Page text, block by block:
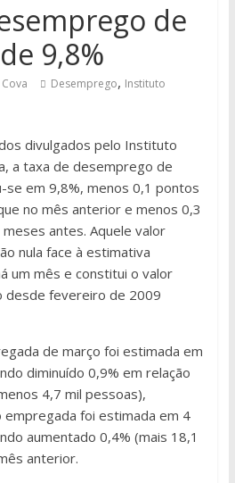
de
9,8%
Desemprego, Instituto
divulgados pelo Instituto
a taxa de desemprego de
se em 9,8%, menos 0,1 pontos
no mês anterior e menos 0,3
antes. Aquele valor
nula face à estimativa
um mês e constitui o valor
desde fevereiro de 2009
de março foi estimada em
diminuído 0,9% em relação
4,7 mil pessoas),
empregada foi estimada em 4
aumentado 0,4% (mais 18,1
anterior.